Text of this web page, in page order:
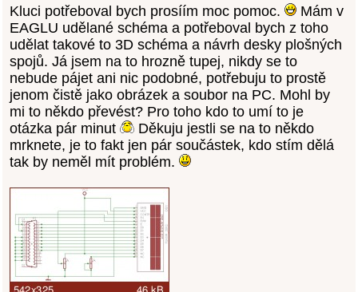
Kluci potřeboval bych prosíím moc pomoc.
Mám v
EAGLU udělané schéma a potřeboval bych z toho
udělat takové to 3D schéma a návrh desky plošných
spojů. Já jsem na to hrozně tupej, nikdy se to
nebude pájet ani nic podobné, potřebuju to prostě
jenom čistě jako obrázek a soubor na PC. Mohl by
mi to někdo převést? Pro toho kdo to umí to je
otázka pár minut
Děkuju jestli se na to někdo
mrknete, je to fakt jen pár součástek, kdo stím dělá
tak by neměl mít problém.